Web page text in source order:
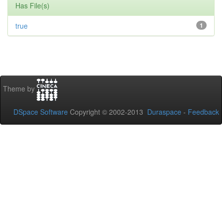
Has File(s)
1
true
Theme by
DSpace Software Copyright © 2002-2013 Duraspace - Feedback